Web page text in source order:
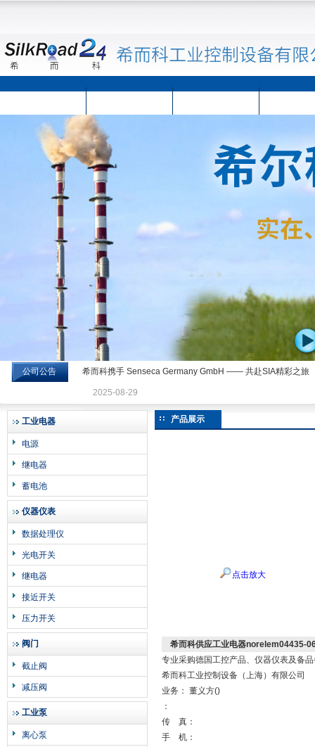
希而科工业控制设备有限公司
公司公告 希而科携手 Senseca Germany GmbH —— 共赴SIA精彩之旅
2025-08-29
工业电器
电源
继电器
蓄电池
仪器仪表
数据处理仪
光电开关
继电器
接近开关
压力开关
阀门
截止阀
减压阀
工业泵
离心泵
产品展示
点击放大
希而科供应工业电器norelem04435-
专业采购德国工控产品、仪器仪表及备
希而科工业控制设备（上海）有限公司
业务： 董义方()
：
传 真：
手 机：